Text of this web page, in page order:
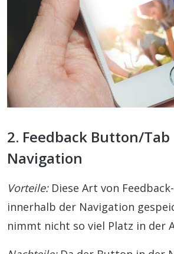
2. Feedback Button/
Navigation
Vorteile:Diese Art von
innerhalb der Navigation
nimmt nicht so viel Platz in der